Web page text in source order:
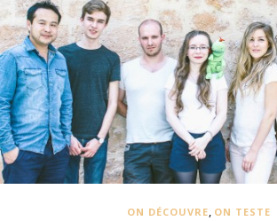
ON DÉCOUVRE, ON TESTE